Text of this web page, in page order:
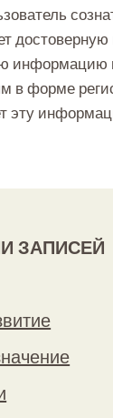
информацию
в форме
эту
ЗАПИСЕЙ